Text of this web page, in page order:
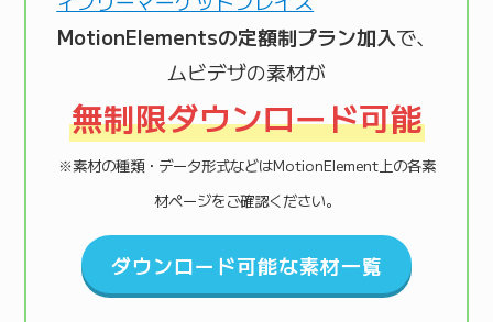
MotionElementsの定額制プラン加入で、
ムビデザの素材が
無制限ダウンロード可能
※素材の種類・データ形式などはMotionElement上の各素
材ページをご確認ください。
ダウンロード可能な素材一覧